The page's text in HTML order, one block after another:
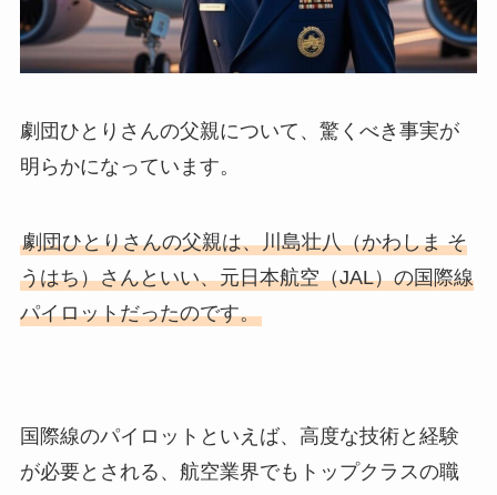
劇団ひとりさんの父親について、驚くべき事実が
明らかになっています。
劇団ひとりさんの父親は、川島壮八（かわしま そ
うはち）さんといい、元日本航空（JAL）の国際線
パイロットだったのです。
国際線のパイロットといえば、高度な技術と経験
が必要とされる、航空業界でもトップクラスの職